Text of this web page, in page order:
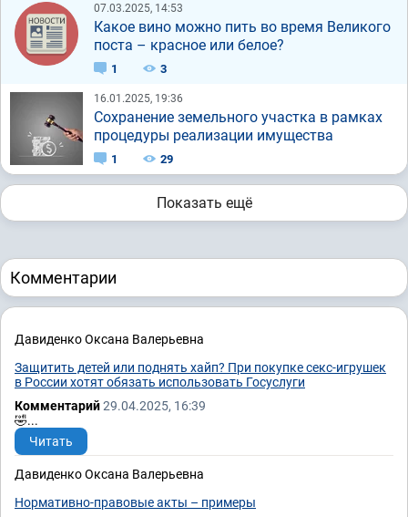
07.03.2025, 14:53
Какое вино можно пить во время Великого
поста – красное или белое?
1 3
16.01.2025, 19:36
Сохранение земельного участка в рамках
процедуры реализации имущества
1 29
Показать ещё
Комментарии
Давиденко Оксана Валерьевна
Защитить детей или поднять хайп? При покупке секс-игрушек
в России хотят обязать использовать Госуслуги
Комментарий29.04.2025, 16:39
🤣...
Читать
Давиденко Оксана Валерьевна
Нормативно-правовые акты – примеры